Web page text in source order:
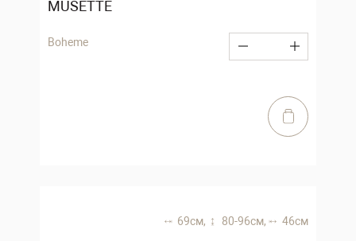
MUSETTE
Boheme
69 см, 80-96 см, 46 см